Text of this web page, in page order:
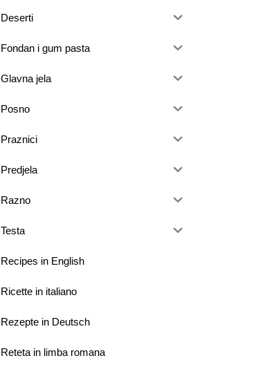
Deserti
Fondan i gum pasta
Glavna jela
Posno
Praznici
Predjela
Razno
Testa
Recipes in English
Ricette in italiano
Rezepte in Deutsch
Reteta in limba romana